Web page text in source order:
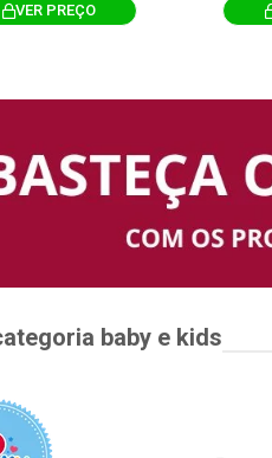
VER PREÇO
baby e kids